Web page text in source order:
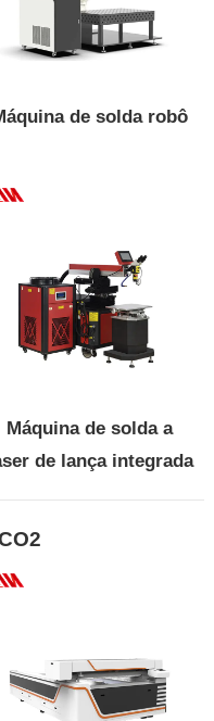
de solda robô
Máquina de solda a
de lança integrada